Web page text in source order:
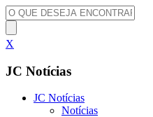
X
JC Notícias
JC Notícias
Notícias